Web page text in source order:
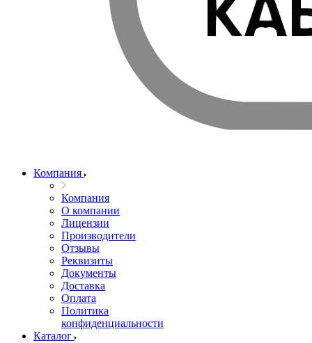
Компания
Компания
О компании
Лицензии
Производители
Отзывы
Реквизиты
Документы
Доставка
Оплата
Политика
конфиденциальности
Каталог